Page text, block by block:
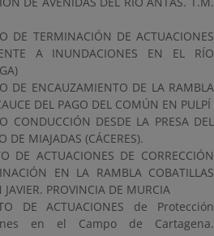
DE TERMINACIÓN DE ACTUACIONES
A INUNDACIONES EN EL RÍO
DE ENCAUZAMIENTO DE LA RAMBLA
DEL PAGO DEL COMÚN EN PULPÍ
CONDUCCIÓN DESDE LA PRESA DEL
DE MIAJADAS (CÁCERES).
DE ACTUACIONES DE CORRECCIÓN
EN LA RAMBLA COBATILLAS
PROVINCIA DE MURCIA
DE ACTUACIONES de Protección
en el Campo de Cartagena.